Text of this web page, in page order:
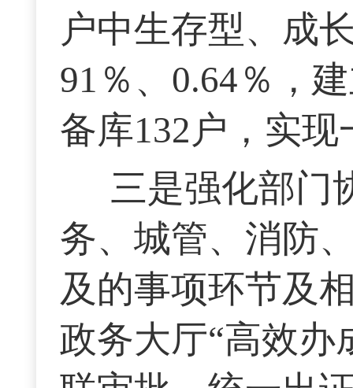
户中生存型、成
91％、0.64％，
备库132户，实
三是强化部门
务、城管、消防
及的事项环节及
政务大厅“高效办